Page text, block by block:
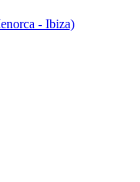
- Ibiza)